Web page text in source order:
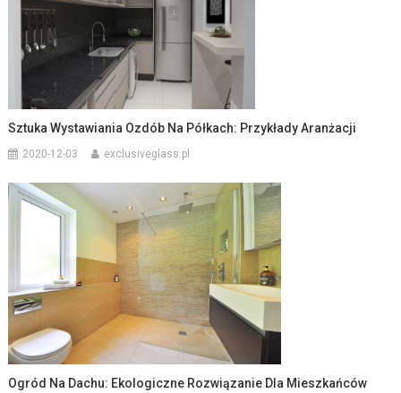
Sztuka Wystawiania Ozdób Na Półkach: Przykłady Aranżacji
2020-12-03 exclusiveglass.pl
Ogród Na Dachu: Ekologiczne Rozwiązanie Dla Mieszkańców